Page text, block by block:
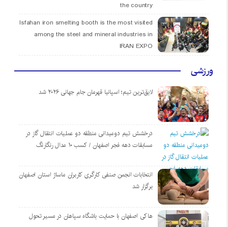
the country
Isfahan iron smelting booth is the most visited
among the steel and mineral industries in
IRAN EXPO
ورزشی
لایق‌ترین تیم؛ اسپانیا قهرمان جام جهانی ۲۰۲۶ شد
درخشش تیم دومیدانی منطقه دو عملیات انتقال گاز در
مسابقات دهه فجر اصفهان / کسب ۱۰ مدال رنگارنگ
انتخابات انجمن صنفی کارگری کاربران ماساژ استان اصفهان
برگزار شد
هاکی اصفهان با حمایت باشگاه سپاهان در مسیر تحول